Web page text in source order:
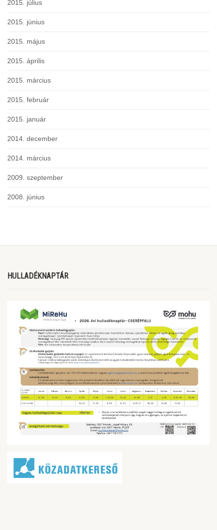
2015. július
2015. június
2015. május
2015. április
2015. március
2015. február
2015. január
2014. december
2014. március
2009. szeptember
2008. június
HULLADÉKNAPTÁR